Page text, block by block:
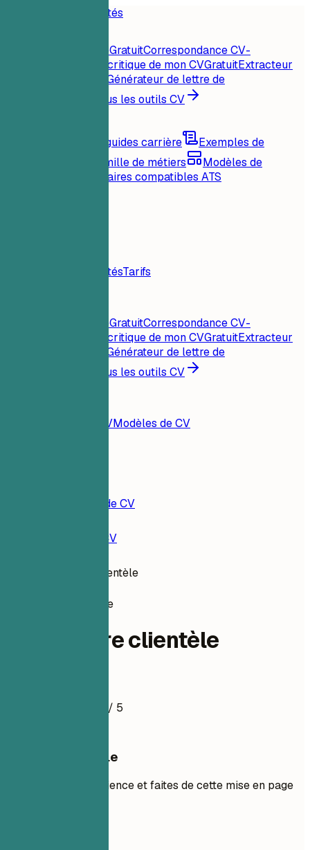
Fonctionnalités
Score CV instantanéGratuitCorrespondance CV-
Analyse critique de mon CVGratuitExtracteur
Générateur de lettre de
Tous les outils CV
Conseils et guides carrière
Exemples de
Parcourir par famille de métiers
Modèles de
Mises en page claires compatibles ATS
FonctionnalitésTarifs
Score CV instantanéGratuitCorrespondance CV-
Analyse critique de mon CVGratuitExtracteur
Générateur de lettre de
Tous les outils CV
Exemples de CVModèles de CV
Constructeur de CV
Exemples de CV
Conseillère clientèle
customer-service
Conseillère clientèle
/ 5
Utiliser ce modèle
Ajoutez votre expérience et faites de cette mise en page